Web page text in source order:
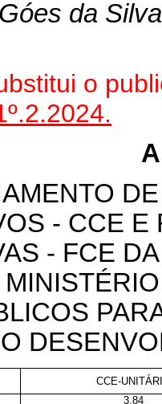
da Silva
o
- CCE
- FCE
CCE-
3,84